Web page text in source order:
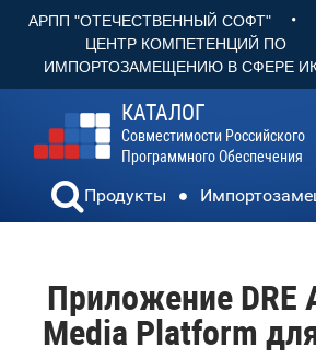
АРПП "ОТЕЧЕСТВЕННЫЙ СОФТ" •
ЦЕНТР КОМПЕТЕНЦИЙ ПО
ИМПОРТОЗАМЕЩЕНИЮ В СФЕРЕ
КАТАЛОГ
Совместимости Российского
Программного Обеспечения
Продукты
Приложение DRE
Media Platform